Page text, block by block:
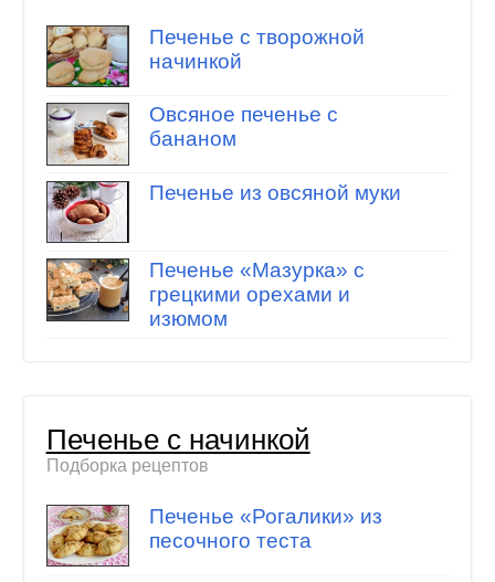
Печенье с творожной
начинкой
Овсяное печенье с
бананом
Печенье из овсяной муки
Печенье «Мазурка» с
грецкими орехами и
изюмом
Печенье с начинкой
Подборка рецептов
Печенье «Рогалики» из
песочного теста